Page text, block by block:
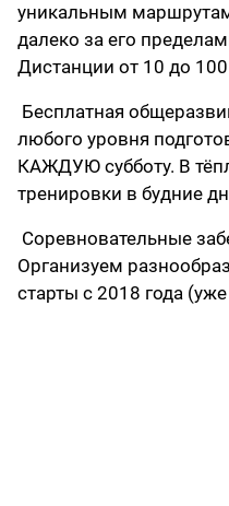
уникальным маршрутам
далеко за его
Дистанции от 10 до
Бесплатная
любого уровня
КАЖДУЮ субботу. В
тренировки в будние
Соревновательные
Организуем
старты с 2018 года